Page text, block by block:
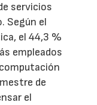
servicios
Según el
el 44,3 %
empleados
de
el